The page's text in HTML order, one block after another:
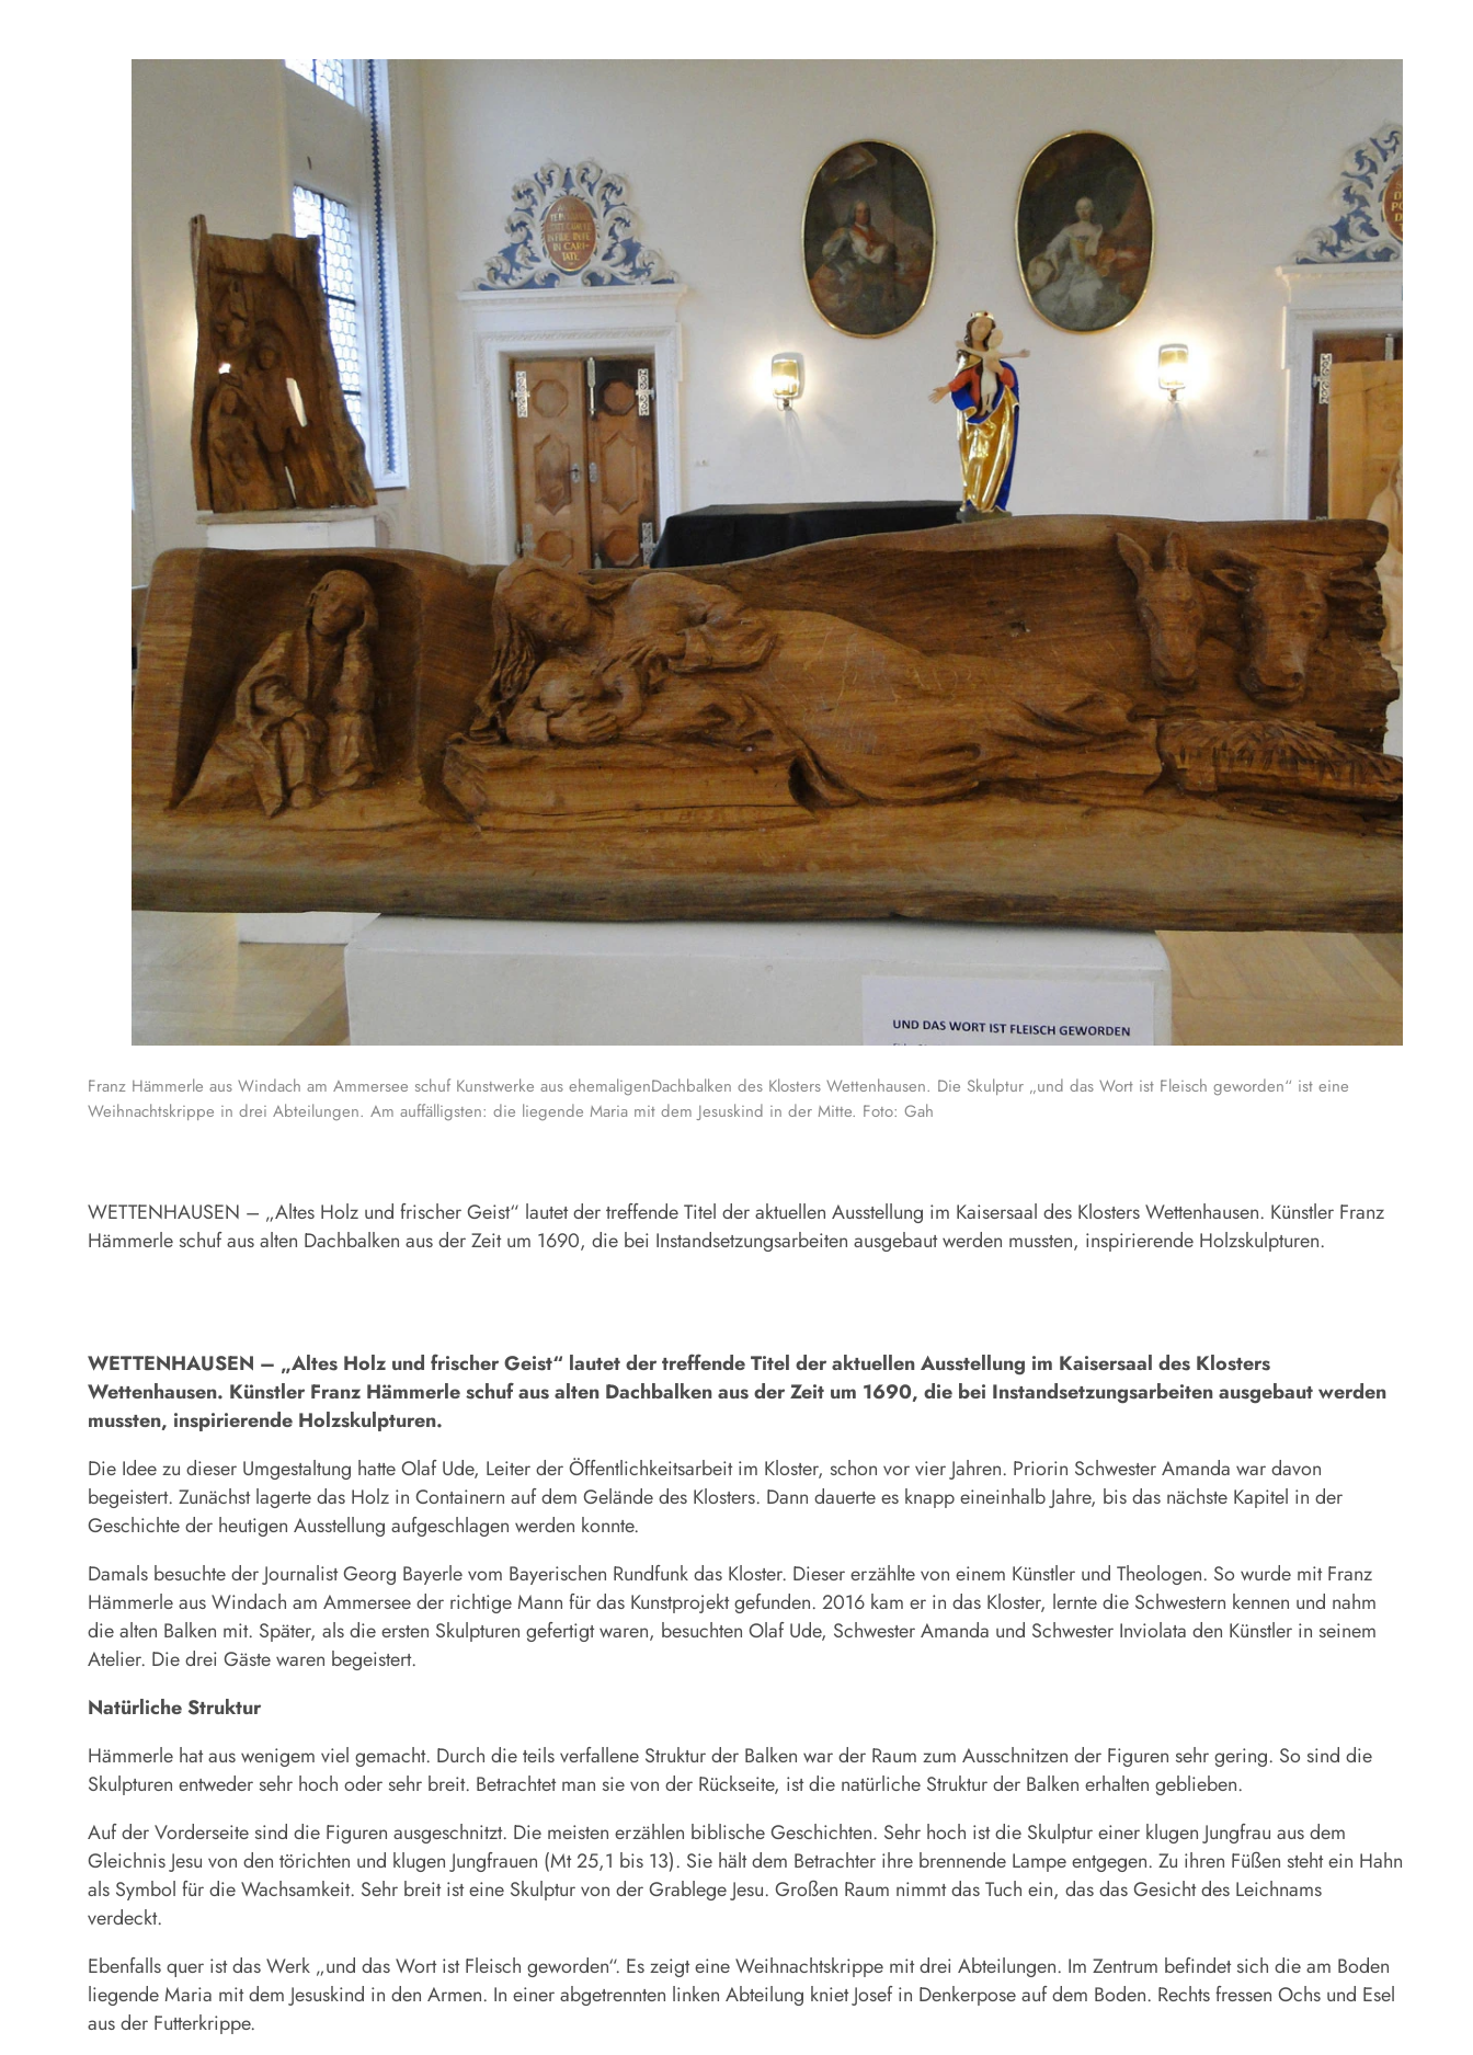
Franz Hämmerle aus Windach am Ammersee schuf Kunstwerke aus ehemaligenDachbalken des Klosters Wettenhausen. Die Skulptur „und das Wort ist Fleisch geworden“ ist eine
Weihnachtskrippe in drei Abteilungen. Am auffälligsten: die liegende Maria mit dem Jesuskind in der Mitte. Foto: Gah
WETTENHAUSEN – „Altes Holz und frischer Geist“ lautet der treffende Titel der aktuellen Ausstellung im Kaisersaal des Klosters Wettenhausen. Künstler Franz
Hämmerle schuf aus alten Dachbalken aus der Zeit um 1690, die bei Instandsetzungsarbeiten ausgebaut werden mussten, inspirierende Holzskulpturen.
WETTENHAUSEN – „Altes Holz und frischer Geist“ lautet der treffende Titel der aktuellen Ausstellung im Kaisersaal des Klosters
Wettenhausen. Künstler Franz Hämmerle schuf aus alten Dachbalken aus der Zeit um 1690, die bei Instandsetzungsarbeiten ausgebaut werden
mussten, inspirierende Holzskulpturen.
Die Idee zu dieser Umgestaltung hatte Olaf Ude, Leiter der Öffentlichkeitsarbeit im Kloster, schon vor vier Jahren. Priorin Schwester Amanda war davon
begeistert. Zunächst lagerte das Holz in Containern auf dem Gelände des Klosters. Dann dauerte es knapp eineinhalb Jahre, bis das nächste Kapitel in der
Geschichte der heutigen Ausstellung aufgeschlagen werden konnte.
Damals besuchte der Journalist Georg Bayerle vom Bayerischen Rundfunk das Kloster. Dieser erzählte von einem Künstler und Theologen. So wurde mit Franz
Hämmerle aus Windach am Ammersee der richtige Mann für das Kunstprojekt gefunden. 2016 kam er in das Kloster, lernte die Schwestern kennen und nahm
die alten Balken mit. Später, als die ersten Skulpturen gefertigt waren, besuchten Olaf Ude, Schwester Amanda und Schwester Inviolata den Künstler in seinem
Atelier. Die drei Gäste waren begeistert.
Natürliche Struktur
Hämmerle hat aus wenigem viel gemacht. Durch die teils verfallene Struktur der Balken war der Raum zum Ausschnitzen der Figuren sehr gering. So sind die
Skulpturen entweder sehr hoch oder sehr breit. Betrachtet man sie von der Rückseite, ist die natürliche Struktur der Balken erhalten geblieben.
Auf der Vorderseite sind die Figuren ausgeschnitzt. Die meisten erzählen biblische Geschichten. Sehr hoch ist die Skulptur einer klugen Jungfrau aus dem
Gleichnis Jesu von den törichten und klugen Jungfrauen (Mt 25,1 bis 13). Sie hält dem Betrachter ihre brennende Lampe entgegen. Zu ihren Füßen steht ein Hahn
als Symbol für die Wachsamkeit. Sehr breit ist eine Skulptur von der Grablege Jesu. Großen Raum nimmt das Tuch ein, das das Gesicht des Leichnams
verdeckt.
Ebenfalls quer ist das Werk „und das Wort ist Fleisch geworden“. Es zeigt eine Weihnachtskrippe mit drei Abteilungen. Im Zentrum befindet sich die am Boden
liegende Maria mit dem Jesuskind in den Armen. In einer abgetrennten linken Abteilung kniet Josef in Denkerpose auf dem Boden. Rechts fressen Ochs und Esel
aus der Futterkrippe.